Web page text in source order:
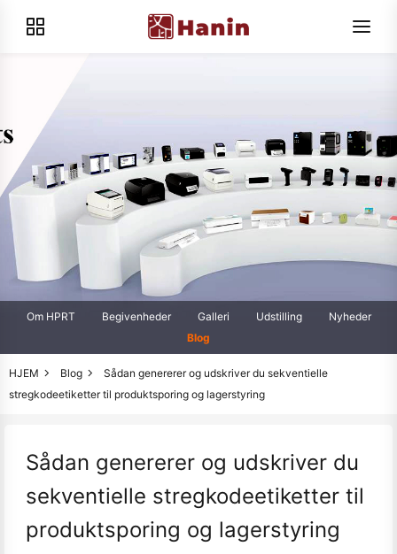
Om HPRT Begivenheder Galleri Udstilling
Nyheder
Blog
HJEM Blog
Sådan genererer og udskriver du sekventielle
stregkodeetiketter til produktsporing og lagerstyring
Sådan genererer og udskriver du
sekventielle stregkodeetiketter til
produktsporing og lagerstyring